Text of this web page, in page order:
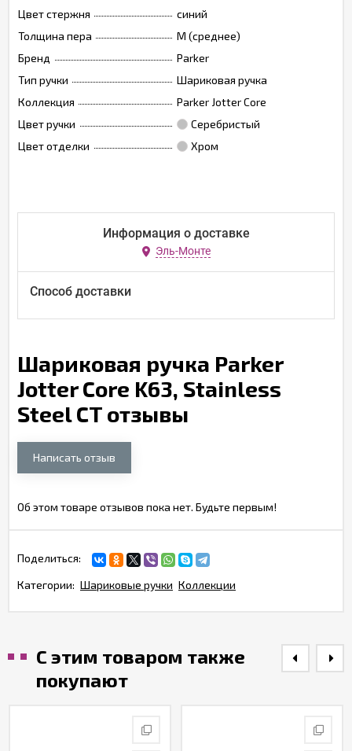
Цвет стержня
синий
Толщина пера
M (среднее)
Бренд
Parker
Тип ручки
Шариковая ручка
Коллекция
Parker Jotter Core
Цвет ручки
Серебристый
Цвет отделки
Хром
Информация о доставке
Эль-Монте
Способ доставки
Шариковая ручка Parker
Jotter Core K63, Stainless
Steel CT отзывы
Написать отзыв
Об этом товаре отзывов пока нет. Будьте первым!
Поделиться:
Категории: Шариковые ручки Коллекции
С этим товаром также
покупают